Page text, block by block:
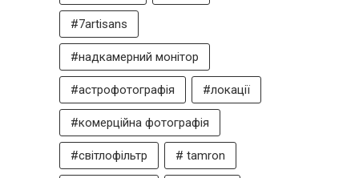
#7artisans
#надкамерний монітор
#астрофотографія #локації
#комерційна фотографія
#світлофільтр # tamron